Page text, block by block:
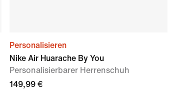
Personalisieren
Nike Air Huarache By You
Personalisierbarer Herrenschuh
149,99 €